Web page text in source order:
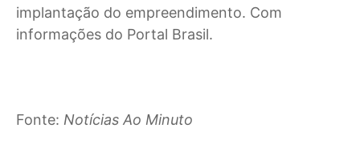
implantação do empreendimento. Com
informações do Portal Brasil.
Fonte: Notícias Ao Minuto